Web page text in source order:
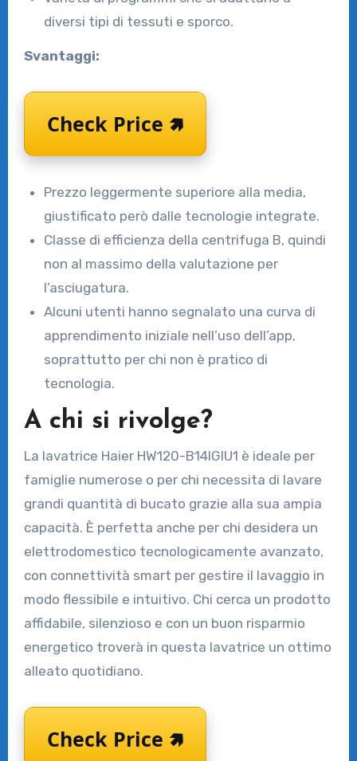
diversi tipi di tessuti e sporco.
Svantaggi:
Check Price 🢅
Prezzo leggermente superiore alla media,
giustificato però dalle tecnologie integrate.
Classe di efficienza della centrifuga B, quindi
non al massimo della valutazione per
l’asciugatura.
Alcuni utenti hanno segnalato una curva di
apprendimento iniziale nell’uso dell’app,
soprattutto per chi non è pratico di
tecnologia.
A chi si rivolge?
La lavatrice Haier HW120-B14IGIU1 è ideale per
famiglie numerose o per chi necessita di lavare
grandi quantità di bucato grazie alla sua ampia
capacità. È perfetta anche per chi desidera un
elettrodomestico tecnologicamente avanzato,
con connettività smart per gestire il lavaggio in
modo flessibile e intuitivo. Chi cerca un prodotto
affidabile, silenzioso e con un buon risparmio
energetico troverà in questa lavatrice un ottimo
alleato quotidiano.
Check Price 🢅